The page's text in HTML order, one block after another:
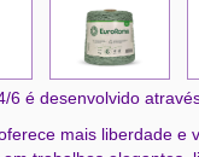
6 é desenvolvido
mais liberdade e